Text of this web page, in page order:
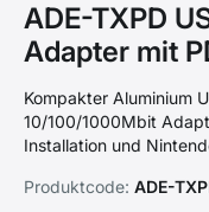
ADE-TXPD
Adapter mit
Kompakter Aluminium
10/100/1000Mbit
Installation und
Produktcode: ADE-